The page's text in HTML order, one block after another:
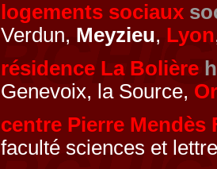
logements sociaux
Verdun, Meyzieu, Lyon
résidence La Bolière
Genevoix, la Source,
centre Pierre Mendès
faculté sciences et